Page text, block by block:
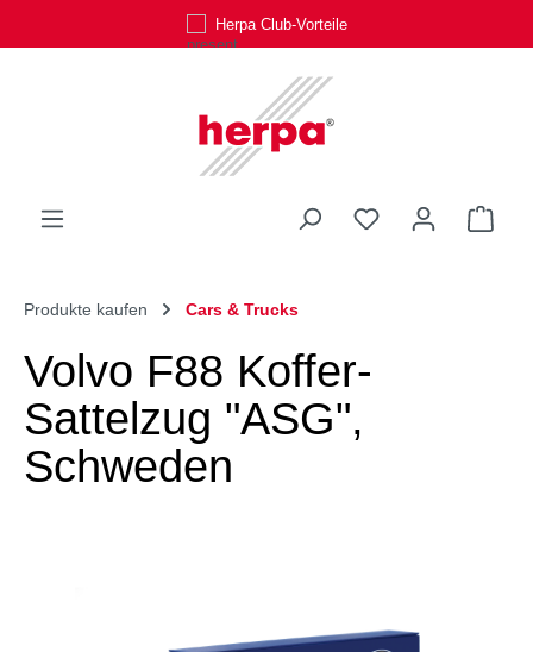
Zum Hauptinhalt springenHerpa Club-Vorteile
Du hast 0
Produkte kaufen Cars & Trucks
Volvo F88 Koffer-
Sattelzug "ASG",
Schweden